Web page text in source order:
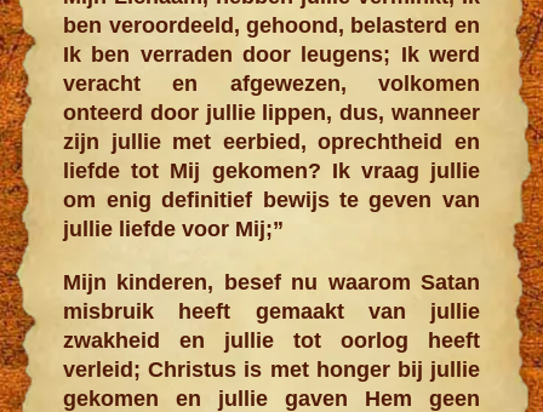
ben veroordeeld, gehoond, belasterd en
Ik ben verraden door leugens; Ik werd
veracht en afgewezen, volkomen
onteerd door jullie lippen, dus, wanneer
zijn jullie met eerbied, oprechtheid en
liefde tot Mij gekomen? Ik vraag jullie
om enig definitief bewijs te geven van
jullie liefde voor Mij;”
Mijn kinderen, besef nu waarom Satan
misbruik heeft gemaakt van jullie
zwakheid en jullie tot oorlog heeft
verleid; Christus is met honger bij jullie
gekomen en jullie gaven Hem geen